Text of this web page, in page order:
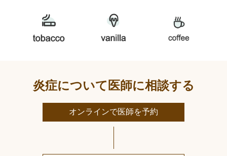
炎症について医師に相談する
オンラインで医師を予約